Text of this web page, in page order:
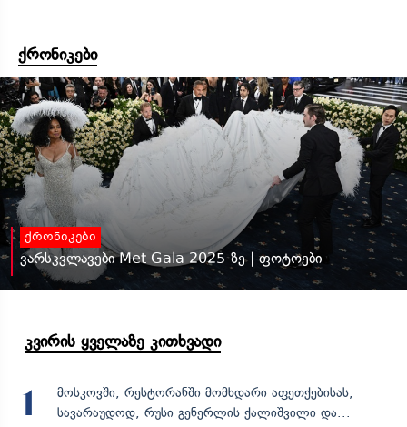
ქრონიკები
ქრონიკები
ვარსკვლავები Met Gala 2025-ზე | ფოტოები
კვირის ყველაზე კითხვადი
1
მოსკოვში, რესტორანში მომხდარი აფეთქებისას,
სავარაუდოდ, რუსი გენერლის ქალიშვილი და...